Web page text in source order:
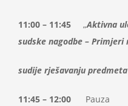
11:00 – 11:45 „Aktivna
sudske nagodbe – Primjeri
sudije rješavanju
11:45 – 12:00 Pauza